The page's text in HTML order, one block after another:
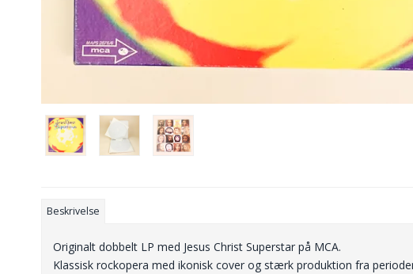
Beskrivelse
Originalt dobbelt LP med Jesus Christ Superstar på MCA.
Klassisk rockopera med ikonisk cover og stærk produktion fra